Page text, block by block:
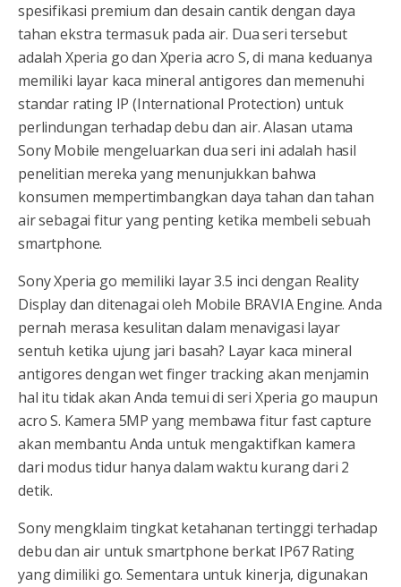
spesifikasi premium dan desain cantik dengan daya
tahan ekstra termasuk pada air. Dua seri tersebut
adalah Xperia go dan Xperia acro S, di mana keduanya
memiliki layar kaca mineral antigores dan memenuhi
standar rating IP (International Protection) untuk
perlindungan terhadap debu dan air. Alasan utama
Sony Mobile mengeluarkan dua seri ini adalah hasil
penelitian mereka yang menunjukkan bahwa
konsumen mempertimbangkan daya tahan dan tahan
air sebagai fitur yang penting ketika membeli sebuah
smartphone.
Sony Xperia go memiliki layar 3.5 inci dengan Reality
Display dan ditenagai oleh Mobile BRAVIA Engine. Anda
pernah merasa kesulitan dalam menavigasi layar
sentuh ketika ujung jari basah? Layar kaca mineral
antigores dengan wet finger tracking akan menjamin
hal itu tidak akan Anda temui di seri Xperia go maupun
acro S. Kamera 5MP yang membawa fitur fast capture
akan membantu Anda untuk mengaktifkan kamera
dari modus tidur hanya dalam waktu kurang dari 2
detik.
Sony mengklaim tingkat ketahanan tertinggi terhadap
debu dan air untuk smartphone berkat IP67 Rating
yang dimiliki go. Sementara untuk kinerja, digunakan